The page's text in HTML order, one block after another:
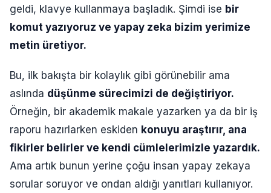
geldi, klavye kullanmaya başladık. Şimdi ise bir
komut yazıyoruz ve yapay zeka bizim yerimize
metin üretiyor.
Bu, ilk bakışta bir kolaylık gibi görünebilir ama
aslında düşünme sürecimizi de değiştiriyor.
Örneğin, bir akademik makale yazarken ya da bir iş
raporu hazırlarken eskiden konuyu araştırır, ana
fikirler belirler ve kendi cümlelerimizle yazardık.
Ama artık bunun yerine çoğu insan yapay zekaya
sorular soruyor ve ondan aldığı yanıtları kullanıyor.